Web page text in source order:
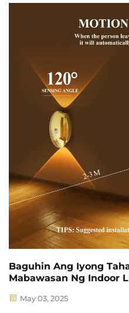
walang pamamaraan.
Baguhin Ang Iyong
Mabawasan Ng Indoor
May 03, 2025